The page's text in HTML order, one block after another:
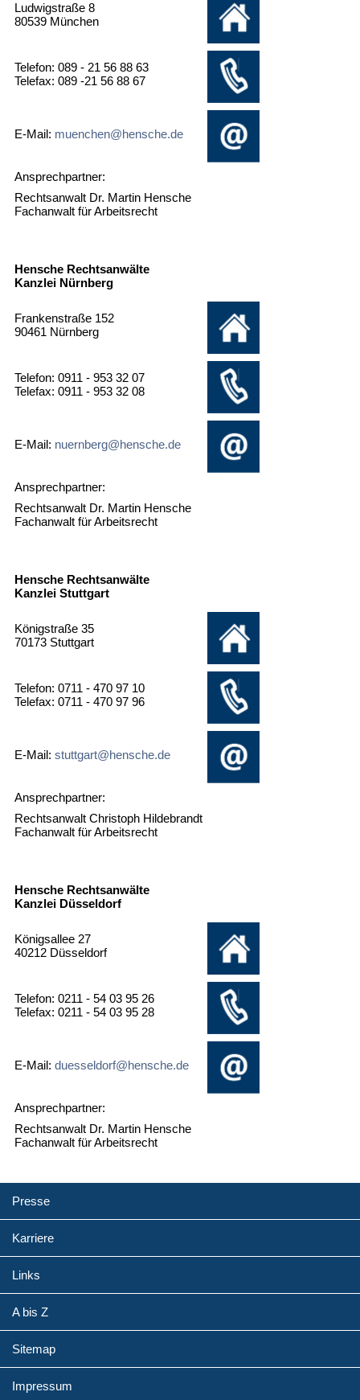
Ludwigstraße 8
80539 München
Telefon: 089 - 21 56 88 63
Telefax: 089 -21 56 88 67
E-Mail: muenchen@hensche.de
Ansprechpartner:
Rechtsanwalt Dr. Martin Hensche
Fachanwalt für Arbeitsrecht
Hensche Rechtsanwälte
Kanzlei Nürnberg
Frankenstraße 152
90461 Nürnberg
Telefon: 0911 - 953 32 07
Telefax: 0911 - 953 32 08
E-Mail: nuernberg@hensche.de
Ansprechpartner:
Rechtsanwalt Dr. Martin Hensche
Fachanwalt für Arbeitsrecht
Hensche Rechtsanwälte
Kanzlei Stuttgart
Königstraße 35
70173 Stuttgart
Telefon: 0711 - 470 97 10
Telefax: 0711 - 470 97 96
E-Mail: stuttgart@hensche.de
Ansprechpartner:
Rechtsanwalt Christoph Hildebrandt
Fachanwalt für Arbeitsrecht
Hensche Rechtsanwälte
Kanzlei Düsseldorf
Königsallee 27
40212 Düsseldorf
Telefon: 0211 - 54 03 95 26
Telefax: 0211 - 54 03 95 28
E-Mail: duesseldorf@hensche.de
Ansprechpartner:
Rechtsanwalt Dr. Martin Hensche
Fachanwalt für Arbeitsrecht
Presse
Karriere
Links
A bis Z
Sitemap
Impressum